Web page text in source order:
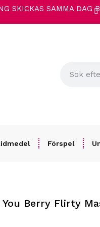
SKICKAS SAMMA DAG
Förspel
Massage Oil 59 ml
Berry Flirty